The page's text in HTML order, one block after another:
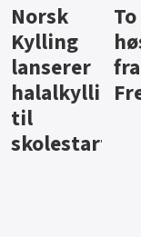
Knalltall
for Açai
Bowl
bli
i